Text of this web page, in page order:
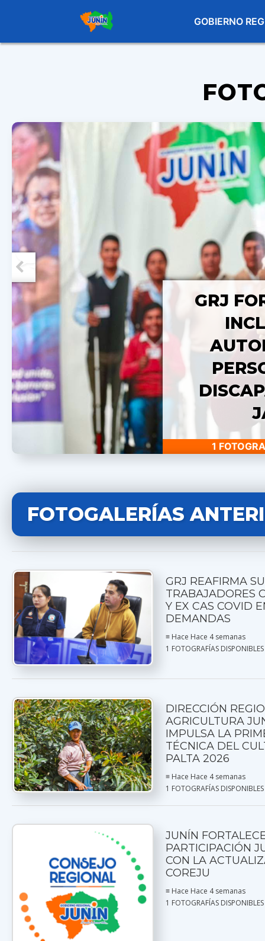
GOBIERNO
GRJ
1
FOTOGALERÍAS
GRJ REAFIRMA
TRABAJADORES
Y EX CAS COVID
DEMANDAS
≡ Hace Hace 4 semanas
1 FOTOGRAFÍAS DISPONIBLES
DIRECCIÓN
AGRICULTURA
IMPULSA LA
TÉCNICA DEL
PALTA 2026
≡ Hace Hace 4 semanas
1 FOTOGRAFÍAS DISPONIBLES
JUNÍN
PARTICIPACIÓN
CON LA
COREJU
≡ Hace Hace 4 semanas
1 FOTOGRAFÍAS DISPONIBLES